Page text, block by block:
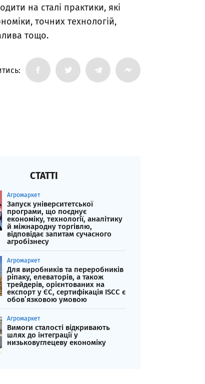
на сталі практики, які
точних технологій,
тощо.
СТАТТІ
Агромаркет
Запуск університетської
програми, що поєднує
економіку, технології, аналітику
й міжнародну торгівлю,
відповідає запитам сучасного
агробізнесу
Агромаркет
Для виробників та переробників
ріпаку, елеваторів, а також
трейдерів, орієнтованих на
експорт у ЄС, сертифікація ISCC є
обов’язковою умовою
Агромаркет
Вимоги сталості відкривають
шлях до інтеграції у
низьковуглецеву економіку